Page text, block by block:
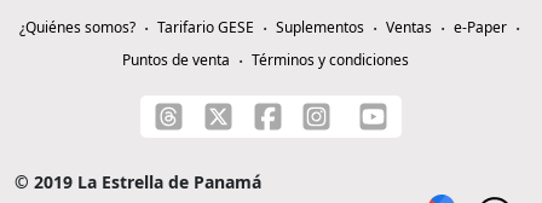
¿Quiénes somos? Tarifario GESE Suplementos Ventas
e-Paper
Puntos de venta
Términos y condiciones
© 2019 La Estrella de Panamá